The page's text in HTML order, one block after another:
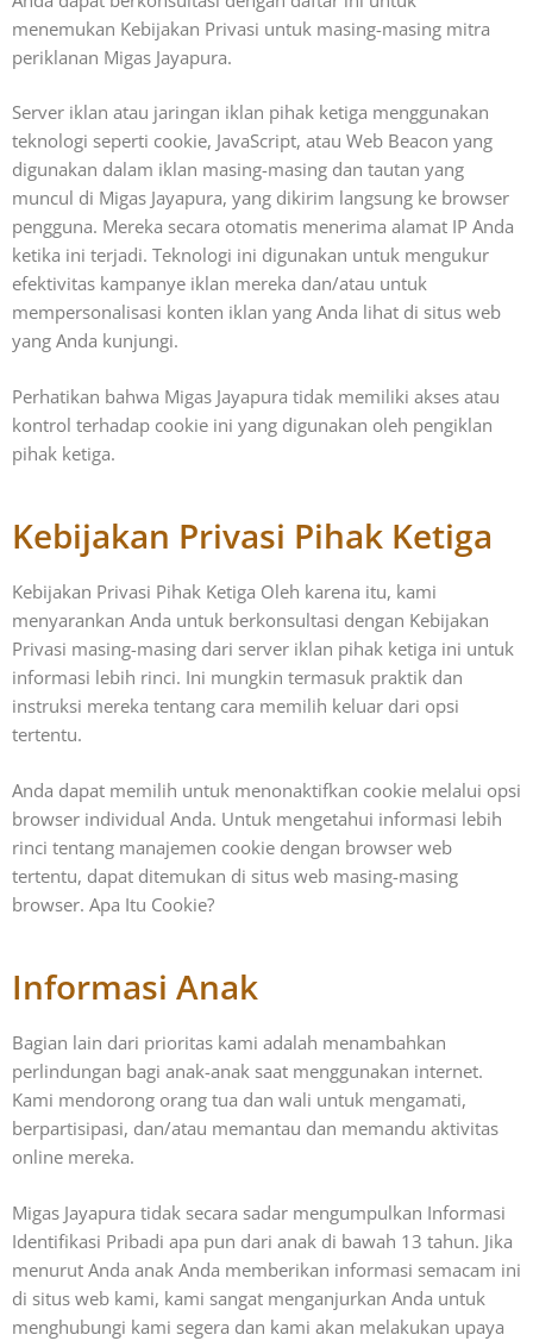
menemukan Kebijakan Privasi untuk masing-masing mitra
periklanan Migas Jayapura.
Server iklan atau jaringan iklan pihak ketiga menggunakan
teknologi seperti cookie, JavaScript, atau Web Beacon yang
digunakan dalam iklan masing-masing dan tautan yang
muncul di Migas Jayapura, yang dikirim langsung ke browser
pengguna. Mereka secara otomatis menerima alamat IP Anda
ketika ini terjadi. Teknologi ini digunakan untuk mengukur
efektivitas kampanye iklan mereka dan/atau untuk
mempersonalisasi konten iklan yang Anda lihat di situs web
yang Anda kunjungi.
Perhatikan bahwa Migas Jayapura tidak memiliki akses atau
kontrol terhadap cookie ini yang digunakan oleh pengiklan
pihak ketiga.
Kebijakan Privasi Pihak Ketiga
Kebijakan Privasi Pihak Ketiga Oleh karena itu, kami
menyarankan Anda untuk berkonsultasi dengan Kebijakan
Privasi masing-masing dari server iklan pihak ketiga ini untuk
informasi lebih rinci. Ini mungkin termasuk praktik dan
instruksi mereka tentang cara memilih keluar dari opsi
tertentu.
Anda dapat memilih untuk menonaktifkan cookie melalui opsi
browser individual Anda. Untuk mengetahui informasi lebih
rinci tentang manajemen cookie dengan browser web
tertentu, dapat ditemukan di situs web masing-masing
browser. Apa Itu Cookie?
Informasi Anak
Bagian lain dari prioritas kami adalah menambahkan
perlindungan bagi anak-anak saat menggunakan internet.
Kami mendorong orang tua dan wali untuk mengamati,
berpartisipasi, dan/atau memantau dan memandu aktivitas
online mereka.
Migas Jayapura tidak secara sadar mengumpulkan Informasi
Identifikasi Pribadi apa pun dari anak di bawah 13 tahun. Jika
menurut Anda anak Anda memberikan informasi semacam ini
di situs web kami, kami sangat menganjurkan Anda untuk
menghubungi kami segera dan kami akan melakukan upaya